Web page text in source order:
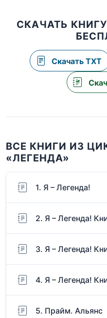
СКАЧАТЬ
Скачать TXT
ВСЕ КНИГИ ИЗ
«ЛЕГЕНДА»
1. Я – Легенда!
2. Я – Легенда!
3. Я – Легенда!
4. Я – Легенда!
5. Прайм. Альянс